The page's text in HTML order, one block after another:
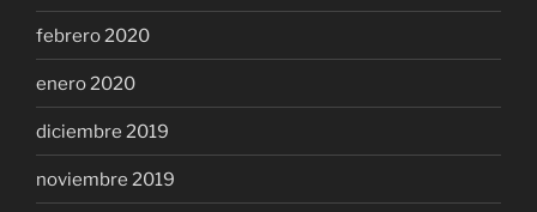
febrero 2020
enero 2020
diciembre 2019
noviembre 2019